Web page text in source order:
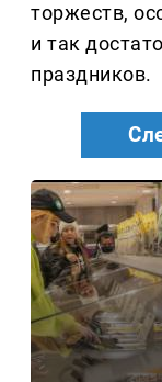
торжеств,
и так
праздников.